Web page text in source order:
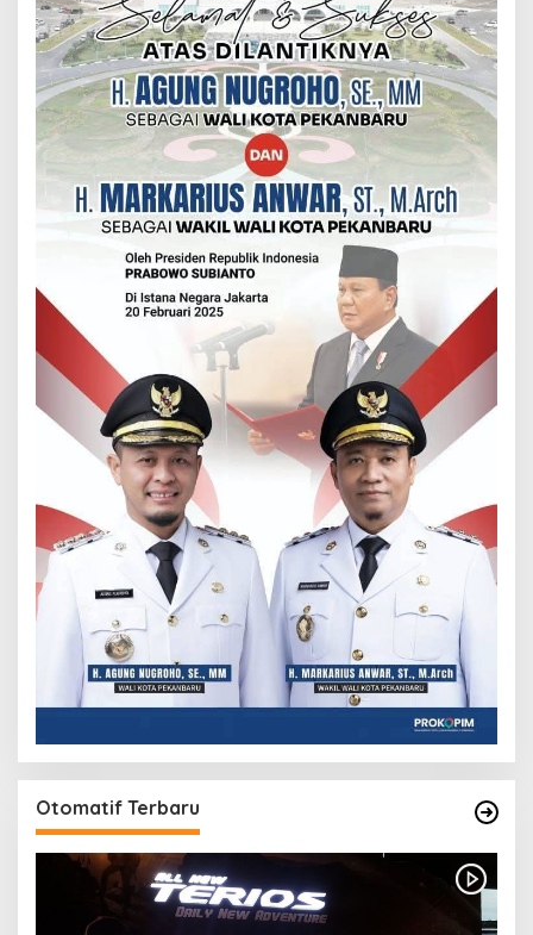
Otomatif Terbaru